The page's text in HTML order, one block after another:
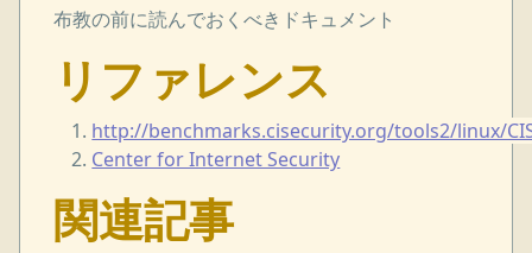
布教の前に読んでおくべきドキュメント
リファレンス
http://benchmarks.cisecurity.org/tools2/linux/
Center for Internet Security
関連記事